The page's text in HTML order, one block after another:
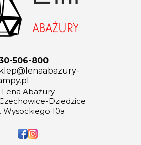
506-800
Lena Abażury
Dziedzice
Wysockiego 10a